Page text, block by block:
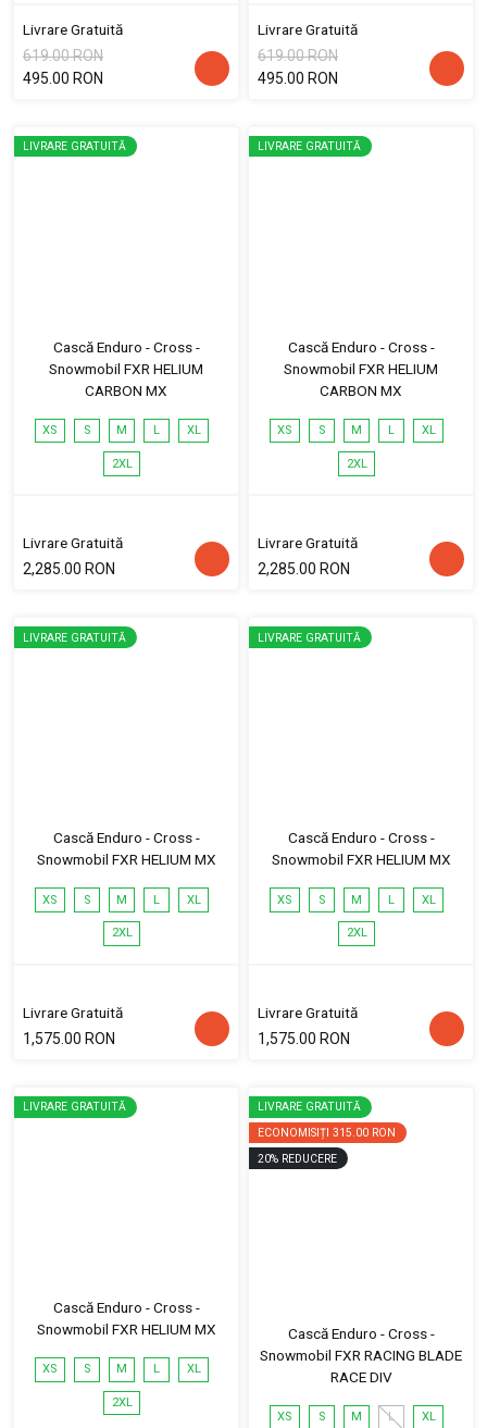
Livrare Gratuită
619.00 RON
495.00 RON
Livrare Gratuită
619.00 RON
495.00 RON
LIVRARE GRATUITĂ
Cască Enduro - Cross -
Snowmobil FXR HELIUM
CARBON MX
XS S M L XL
2XL
Livrare Gratuită
2,285.00 RON
LIVRARE GRATUITĂ
Cască Enduro - Cross -
Snowmobil FXR HELIUM
CARBON MX
XS S M L XL
2XL
Livrare Gratuită
2,285.00 RON
LIVRARE GRATUITĂ
Cască Enduro - Cross -
Snowmobil FXR HELIUM MX
XS S M L XL
2XL
Livrare Gratuită
1,575.00 RON
LIVRARE GRATUITĂ
Cască Enduro - Cross -
Snowmobil FXR HELIUM MX
XS S M L XL
2XL
Livrare Gratuită
1,575.00 RON
LIVRARE GRATUITĂ
Cască Enduro - Cross -
Snowmobil FXR HELIUM MX
XS S M L XL
2XL
LIVRARE GRATUITĂ
ECONOMISIȚI 315.00 RON
20% REDUCERE
Cască Enduro - Cross -
Snowmobil FXR RACING BLADE
RACE DIV
XS S M L XL